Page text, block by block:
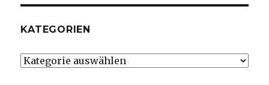
KATEGORIEN
Kategorien